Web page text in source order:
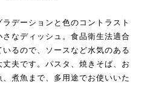
デーションと色のコントラスト
なディッシュ。食品衛生法適合
るので、ソースなど水気のある
夫です。パスタ、焼きそば、お
煮魚まで、多用途でお使いいた